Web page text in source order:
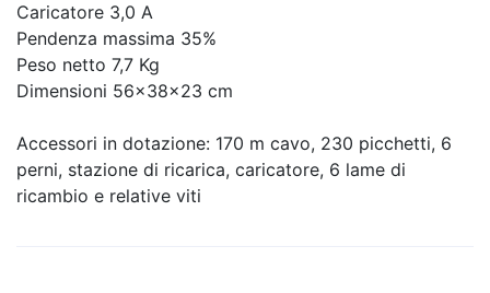
Caricatore 3,0 A
Pendenza massima 35%
Peso netto 7,7 Kg
Dimensioni 56x38x23 cm
Accessori in dotazione: 170 m cavo, 230 picchetti, 6
perni, stazione di ricarica, caricatore, 6 lame di
ricambio e relative viti